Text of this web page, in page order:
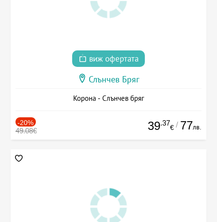
виж офертата
Слънчев Бряг
Корона - Слънчев бряг
-20%
49.08€ 39.37
€ / 77лв.